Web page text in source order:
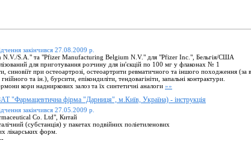
закінчився 27.08.2009 р.
N.V./S.A." та "Pfizer Manufacturing Belgium N.V." для "Pfizer Inc.", Бельгія/США
для приготування розчину для ін'єкцій по 100 мг у флаконах № 1
синовіїт при остеоартрозі, остеоартрити ревматичного та іншого походження (за
та ін.), бурсити, епікондиліти, тендовагініти, запальні контрактури.
кори надниркових залоз та їх синтетичні аналоги »»
фірма "Дарниця", м.Київ, Україна) - інструкція
закінчився 27.05.2009 р.
Co. Ltd", Китай
(субстанція) у пакетах подвійних поліетиленових
лікарських форм.